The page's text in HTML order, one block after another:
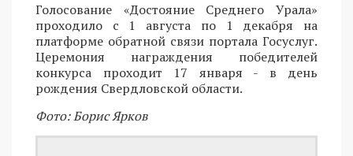
Голосование «Достояние Среднего Урала»
проходило с 1 августа по 1 декабря на
платформе обратной связи портала Госуслуг.
Церемония награждения победителей
конкурса проходит 17 января - в день
рождения Свердловской области.
Фото: Борис Ярков